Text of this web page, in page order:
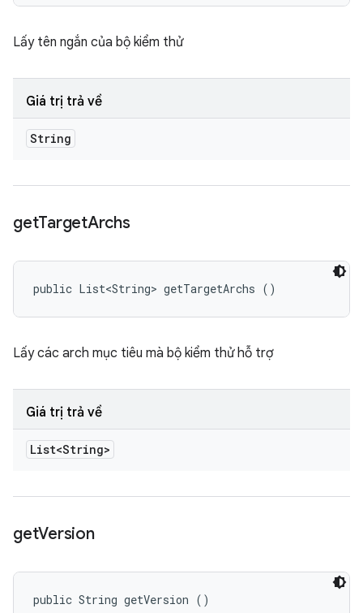
Lấy tên ngắn của bộ kiểm thử
Giá trị trả về
String
getTargetArchs
public List<String> getTargetArchs ()
Lấy các arch mục tiêu mà bộ kiểm thử hỗ trợ
Giá trị trả về
List<String>
getVersion
public String getVersion ()